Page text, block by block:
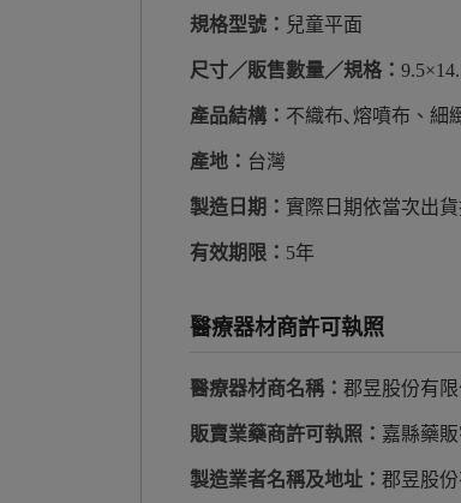
規格型號： 兒童平面
尺寸／販售數量／規格：
產品結構： 不織布､熔噴布、細
產地： 台灣
製造日期： 實際日期依當次出
有效期限： 5年
醫療器材商許可執照
醫療器材商名稱： 郡昱股份有
販賣業藥商許可執照： 嘉縣藥
製造業者名稱及地址： 郡昱股